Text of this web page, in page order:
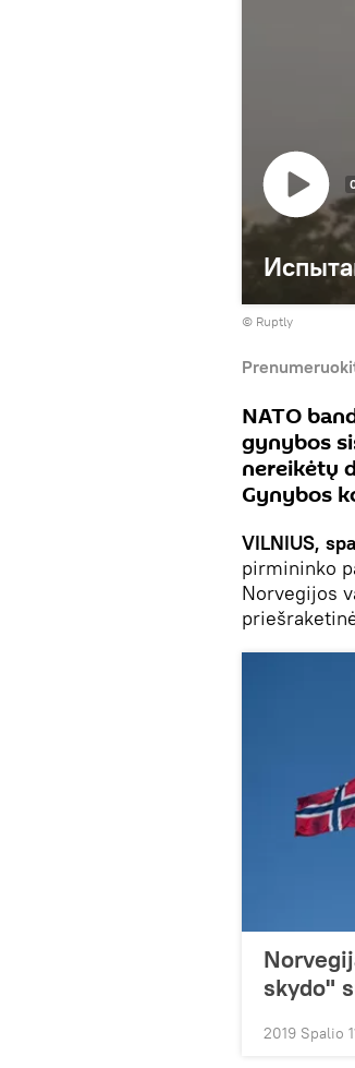
© Ruptly
NATO
gynybos
nereikėtų
Gynybos
VILNIUS,
pirmininko
Norvegijos
skydo"
2019 Spalio